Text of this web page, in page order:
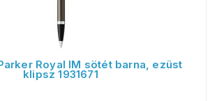
Royal IM sötét barna, ezüst
klipsz 1931671